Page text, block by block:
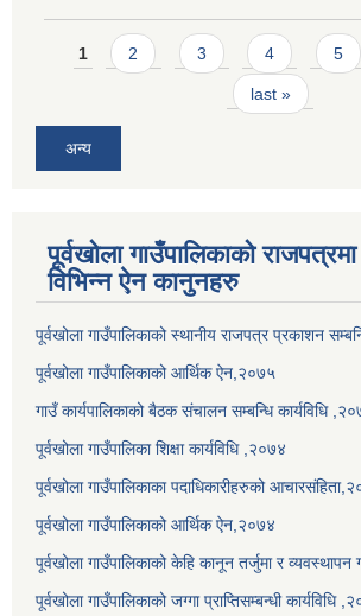
Pages
1 2 3 4 5
last »
अन्य
पूर्वखोला गाउँपालिकाको
विभिन्न ऐन कानुनहरु
पूर्वखोला गाउँपालिकाको स्थानीय राजपत्र प्रकाशन
पूर्वखोला गाउँपालिकाको आर्थिक ऐन,२०७५
गाउँ कार्यपालिकाको बैठक संचालन सम्बन्धि कार्यविधि
पूर्वखोला गाउँपालिका शिक्षा कार्यविधि ,२०७४
पूर्वखोला गाउँपालिकाका पदाधिकारीहरुको
पूर्वखोला गाउँपालिकाको आर्थिक ऐन,२०७४
पूर्वखोला गाउँपालिकाको केहि कानून तर्जुमा र
पूर्वखोला गाउँपालिकाको जग्गा प्राप्तिसम्बन्धी कार्यविधि